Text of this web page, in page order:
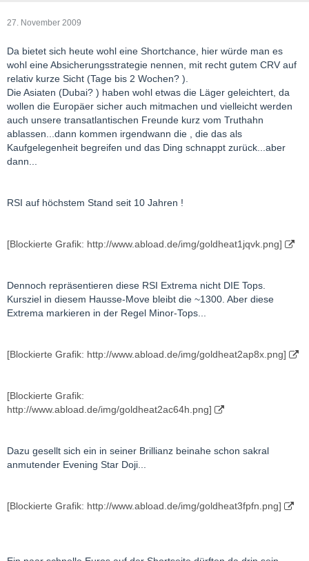
27. November 2009
Da bietet sich heute wohl eine Shortchance, hier würde man es
wohl eine Absicherungsstrategie nennen, mit recht gutem CRV auf
relativ kurze Sicht (Tage bis 2 Wochen? ).
Die Asiaten (Dubai? ) haben wohl etwas die Läger geleichtert, da
wollen die Europäer sicher auch mitmachen und vielleicht werden
auch unsere transatlantischen Freunde kurz vom Truthahn
ablassen...dann kommen irgendwann die , die das als
Kaufgelegenheit begreifen und das Ding schnappt zurück...aber
dann...
RSI auf höchstem Stand seit 10 Jahren !
[Blockierte Grafik: http://www.abload.de/img/goldheat1jqvk.png]
Dennoch repräsentieren diese RSI Extrema nicht DIE Tops.
Kursziel in diesem Hausse-Move bleibt die ~1300. Aber diese
Extrema markieren in der Regel Minor-Tops...
[Blockierte Grafik: http://www.abload.de/img/goldheat2ap8x.png]
[Blockierte Grafik:
http://www.abload.de/img/goldheat2ac64h.png]
Dazu gesellt sich ein in seiner Brillianz beinahe schon sakral
anmutender Evening Star Doji...
[Blockierte Grafik: http://www.abload.de/img/goldheat3fpfn.png]